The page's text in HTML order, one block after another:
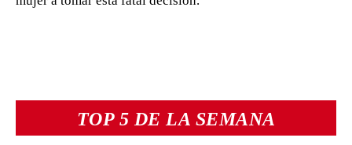
TOP 5 DE LA SEMANA